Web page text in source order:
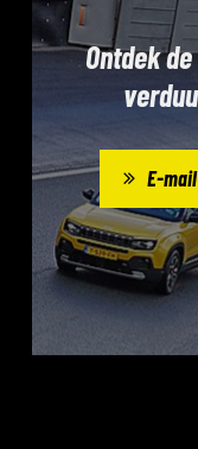
Ontdek
E-